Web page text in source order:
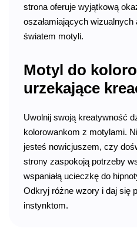
strona oferuje wyjątkową
oszałamiających wizualnych
światem motyli.
Motyl do
urzekające
Uwolnij swoją kreatywność
kolorowankom z motylami.
jesteś nowicjuszem, czy
strony zaspokoją potrzeby
wspaniałą ucieczkę do
Odkryj różne wzory i daj się
instynktom.